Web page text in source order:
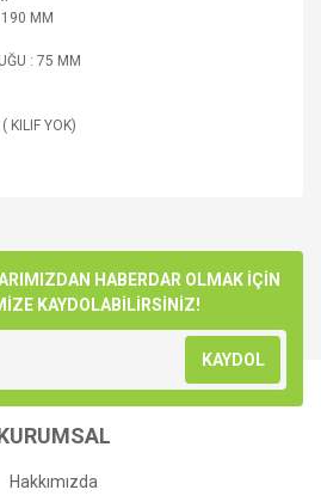
MM
: 75 MM
KILIF YOK)
Yorum Yaz
teşekkür ederiz.
bozuk veya görüntülenemiyor.
bilgiler bulunuyor.
bulunuyor.
daha pahalı.
HABERDAR OLMAK İÇİN
KAYDOLABİLİRSİNİZ!
KAYDOL
Hakkımızda